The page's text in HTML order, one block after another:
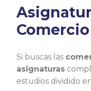
Si buscas las
asignaturas
estudios dividido